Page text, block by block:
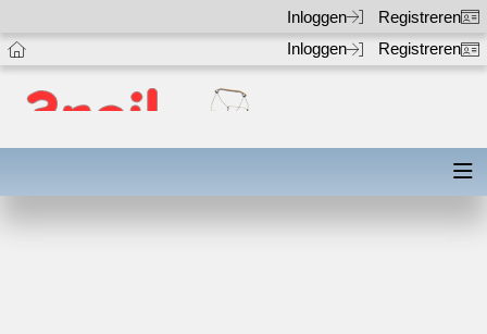
Inloggen
Registreren
Inloggen
Registreren